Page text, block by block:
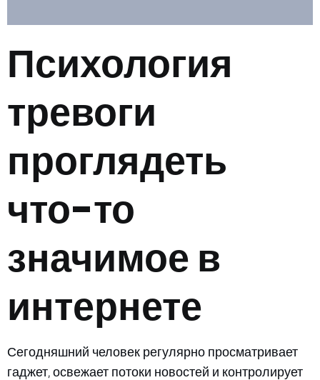
Психология
тревоги
проглядеть
что-то
значимое в
интернете
Сегодняшний человек регулярно просматривает
гаджет, освежает потоки новостей и контролирует